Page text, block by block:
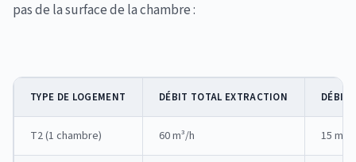
pas de la surface de la chambre :
TYPE DE LOGEMENT DÉBIT TOTAL EXTRACTION DÉBIT
T2 (1 chambre) 60 m³/h 15 m³/h